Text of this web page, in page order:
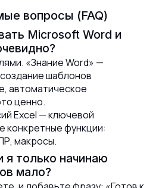
вопросы (FAQ)
Microsoft Word и
«Знание Word» —
шаблонов
автоматическое
ценно.
Excel — ключевой
конкретные функции:
макросы.
я только начинаю
мало?